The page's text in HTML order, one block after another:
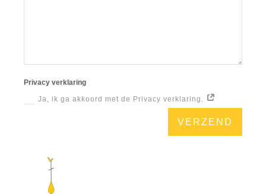
Privacy verklaring
Ja, ik ga akkoord met de Privacy verklaring.
VERZEND